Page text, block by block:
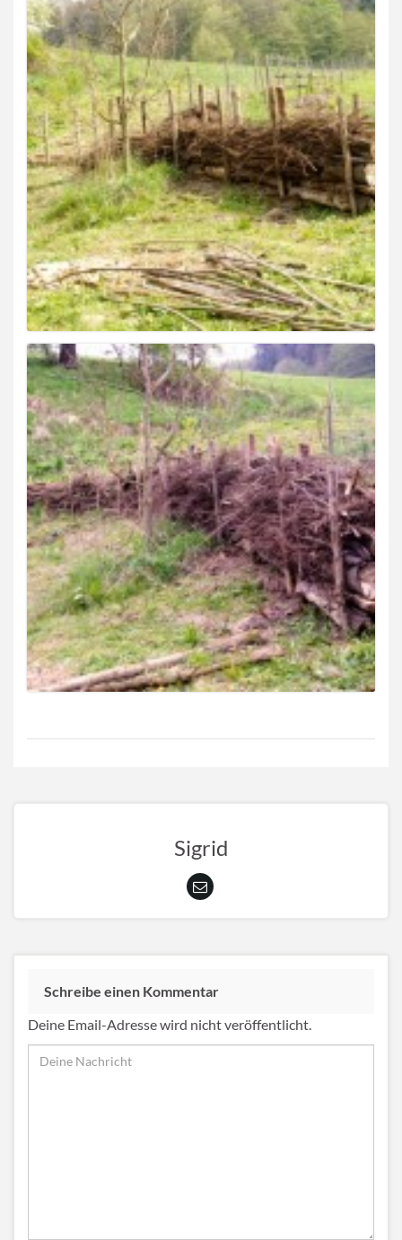
Sigrid
Schreibe einen Kommentar
Deine Email-Adresse wird nicht veröffentlicht.